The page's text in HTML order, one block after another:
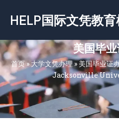
容
HELP国际文凭教
美国毕
首页»大学文凭办理»美国毕业证
Jacksonville